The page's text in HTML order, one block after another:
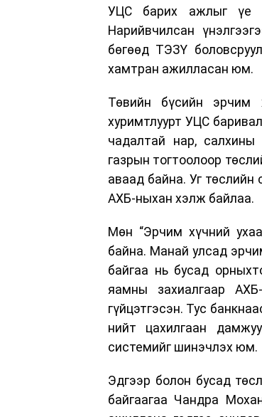
УЦС барих ажлыг үе
Нарийвчилсан
бөгөөд ТЭЗҮ
хамтран ажилласан юм.
Төвийн бүсийн
хуримтлуурт УЦС
чадалтай нар, салхины
газрын тогтоолоор
аваад байна. Уг
АХБ-ныхан хэлж байлаа.
Мөн “Эрчим хүчний
байна. Манай улсад
байгаа нь бусад
яамны захиалгаар
гүйцэтгэсэн. Тус
нийт цахилгаан
системийг шинэчлэх юм.
Эдгээр болон бусад
байгаагаа Чандра